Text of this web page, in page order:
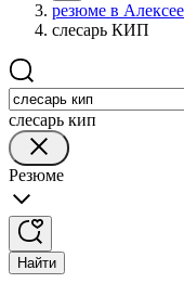
резюме в
слесарь КИП
слесарь кип
Резюме
Найти